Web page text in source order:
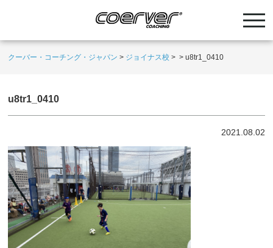
クーバー・コーチング・ジャパン > ジョイナス校 > >u8tr1_0410
u8tr1_0410
2021.08.02